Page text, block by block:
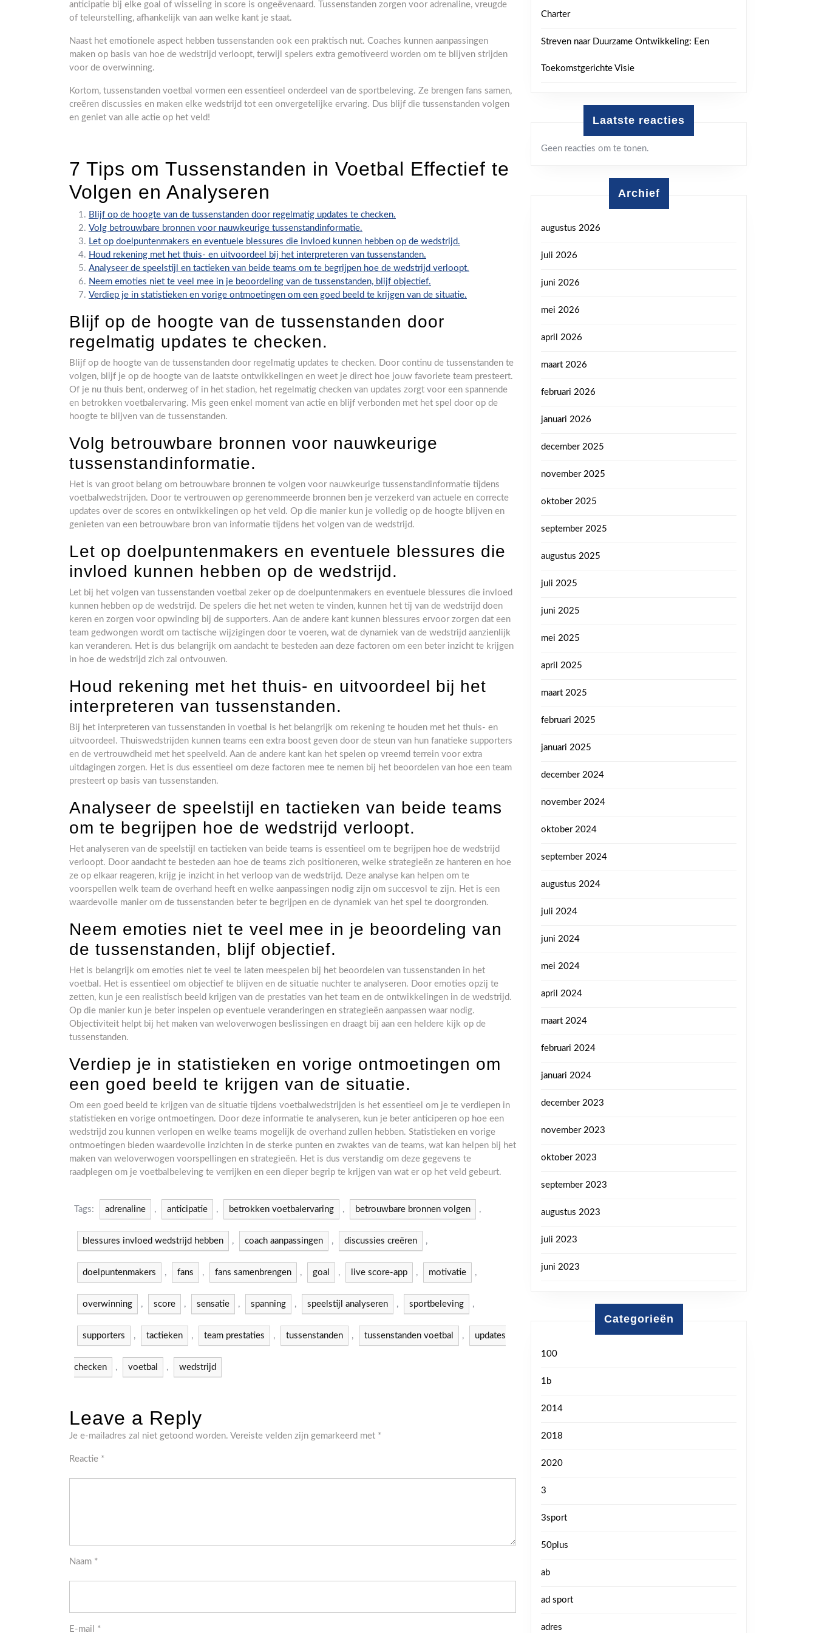
anticipatie bij elke goal of wisseling in score is ongeëvenaard. Tussenstanden zorgen voor adrenaline, vreugde
of teleurstelling, afhankelijk van aan welke kant je staat.
Naast het emotionele aspect hebben tussenstanden ook een praktisch nut. Coaches kunnen aanpassingen
maken op basis van hoe de wedstrijd verloopt, terwijl spelers extra gemotiveerd worden om te blijven strijden
voor de overwinning.
Kortom, tussenstanden voetbal vormen een essentieel onderdeel van de sportbeleving. Ze brengen fans samen,
creëren discussies en maken elke wedstrijd tot een onvergetelijke ervaring. Dus blijf die tussenstanden volgen
en geniet van alle actie op het veld!
7 Tips om Tussenstanden in Voetbal Effectief te
Volgen en Analyseren
Blijf op de hoogte van de tussenstanden door regelmatig updates te checken.
Volg betrouwbare bronnen voor nauwkeurige tussenstandinformatie.
Let op doelpuntenmakers en eventuele blessures die invloed kunnen hebben op de wedstrijd.
Houd rekening met het thuis- en uitvoordeel bij het interpreteren van tussenstanden.
Analyseer de speelstijl en tactieken van beide teams om te begrijpen hoe de wedstrijd verloopt.
Neem emoties niet te veel mee in je beoordeling van de tussenstanden, blijf objectief.
Verdiep je in statistieken en vorige ontmoetingen om een goed beeld te krijgen van de situatie.
Blijf op de hoogte van de tussenstanden door
regelmatig updates te checken.
Blijf op de hoogte van de tussenstanden door regelmatig updates te checken. Door continu de tussenstanden te
volgen, blijf je op de hoogte van de laatste ontwikkelingen en weet je direct hoe jouw favoriete team presteert.
Of je nu thuis bent, onderweg of in het stadion, het regelmatig checken van updates zorgt voor een spannende
en betrokken voetbalervaring. Mis geen enkel moment van actie en blijf verbonden met het spel door op de
hoogte te blijven van de tussenstanden.
Volg betrouwbare bronnen voor nauwkeurige
tussenstandinformatie.
Het is van groot belang om betrouwbare bronnen te volgen voor nauwkeurige tussenstandinformatie tijdens
voetbalwedstrijden. Door te vertrouwen op gerenommeerde bronnen ben je verzekerd van actuele en correcte
updates over de scores en ontwikkelingen op het veld. Op die manier kun je volledig op de hoogte blijven en
genieten van een betrouwbare bron van informatie tijdens het volgen van de wedstrijd.
Let op doelpuntenmakers en eventuele blessures die
invloed kunnen hebben op de wedstrijd.
Let bij het volgen van tussenstanden voetbal zeker op de doelpuntenmakers en eventuele blessures die invloed
kunnen hebben op de wedstrijd. De spelers die het net weten te vinden, kunnen het tij van de wedstrijd doen
keren en zorgen voor opwinding bij de supporters. Aan de andere kant kunnen blessures ervoor zorgen dat een
team gedwongen wordt om tactische wijzigingen door te voeren, wat de dynamiek van de wedstrijd aanzienlijk
kan veranderen. Het is dus belangrijk om aandacht te besteden aan deze factoren om een beter inzicht te krijgen
in hoe de wedstrijd zich zal ontvouwen.
Houd rekening met het thuis- en uitvoordeel bij het
interpreteren van tussenstanden.
Bij het interpreteren van tussenstanden in voetbal is het belangrijk om rekening te houden met het thuis- en
uitvoordeel. Thuiswedstrijden kunnen teams een extra boost geven door de steun van hun fanatieke supporters
en de vertrouwdheid met het speelveld. Aan de andere kant kan het spelen op vreemd terrein voor extra
uitdagingen zorgen. Het is dus essentieel om deze factoren mee te nemen bij het beoordelen van hoe een team
presteert op basis van tussenstanden.
Analyseer de speelstijl en tactieken van beide teams
om te begrijpen hoe de wedstrijd verloopt.
Het analyseren van de speelstijl en tactieken van beide teams is essentieel om te begrijpen hoe de wedstrijd
verloopt. Door aandacht te besteden aan hoe de teams zich positioneren, welke strategieën ze hanteren en hoe
ze op elkaar reageren, krijg je inzicht in het verloop van de wedstrijd. Deze analyse kan helpen om te
voorspellen welk team de overhand heeft en welke aanpassingen nodig zijn om succesvol te zijn. Het is een
waardevolle manier om de tussenstanden beter te begrijpen en de dynamiek van het spel te doorgronden.
Neem emoties niet te veel mee in je beoordeling van
de tussenstanden, blijf objectief.
Het is belangrijk om emoties niet te veel te laten meespelen bij het beoordelen van tussenstanden in het
voetbal. Het is essentieel om objectief te blijven en de situatie nuchter te analyseren. Door emoties opzij te
zetten, kun je een realistisch beeld krijgen van de prestaties van het team en de ontwikkelingen in de wedstrijd.
Op die manier kun je beter inspelen op eventuele veranderingen en strategieën aanpassen waar nodig.
Objectiviteit helpt bij het maken van weloverwogen beslissingen en draagt bij aan een heldere kijk op de
tussenstanden.
Verdiep je in statistieken en vorige ontmoetingen om
een goed beeld te krijgen van de situatie.
Om een goed beeld te krijgen van de situatie tijdens voetbalwedstrijden is het essentieel om je te verdiepen in
statistieken en vorige ontmoetingen. Door deze informatie te analyseren, kun je beter anticiperen op hoe een
wedstrijd zou kunnen verlopen en welke teams mogelijk de overhand zullen hebben. Statistieken en vorige
ontmoetingen bieden waardevolle inzichten in de sterke punten en zwaktes van de teams, wat kan helpen bij het
maken van weloverwogen voorspellingen en strategieën. Het is dus verstandig om deze gegevens te
raadplegen om je voetbalbeleving te verrijken en een dieper begrip te krijgen van wat er op het veld gebeurt.
Tags: adrenaline , anticipatie , betrokken voetbalervaring , betrouwbare bronnen volgen ,
blessures invloed wedstrijd hebben , coach aanpassingen , discussies creëren ,
doelpuntenmakers , fans , fans samenbrengen , goal , live score-app , motivatie ,
overwinning , score , sensatie , spanning , speelstijl analyseren , sportbeleving ,
supporters , tactieken , team prestaties , tussenstanden , tussenstanden voetbal , updates
checken , voetbal , wedstrijd
Leave a Reply
Je e-mailadres zal niet getoond worden. Vereiste velden zijn gemarkeerd met *
Reactie *
Naam *
E-mail *
Charter
Streven naar Duurzame Ontwikkeling: Een
Toekomstgerichte Visie
Laatste reacties
Geen reacties om te tonen.
Archief
augustus 2026
juli 2026
juni 2026
mei 2026
april 2026
maart 2026
februari 2026
januari 2026
december 2025
november 2025
oktober 2025
september 2025
augustus 2025
juli 2025
juni 2025
mei 2025
april 2025
maart 2025
februari 2025
januari 2025
december 2024
november 2024
oktober 2024
september 2024
augustus 2024
juli 2024
juni 2024
mei 2024
april 2024
maart 2024
februari 2024
januari 2024
december 2023
november 2023
oktober 2023
september 2023
augustus 2023
juli 2023
juni 2023
Categorieën
100
1b
2014
2018
2020
3
3sport
50plus
ab
ad sport
adres